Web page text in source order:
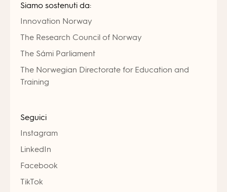
Siamo sostenuti da:
Innovation Norway
The Research Council of Norway
The Sámi Parliament
The Norwegian Directorate for Education and
Training
Seguici
Instagram
LinkedIn
Facebook
TikTok